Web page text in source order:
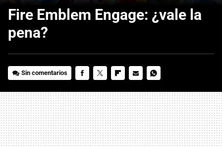
Fire Emblem Engage: ¿vale la
pena?
Sin comentarios
MAIL